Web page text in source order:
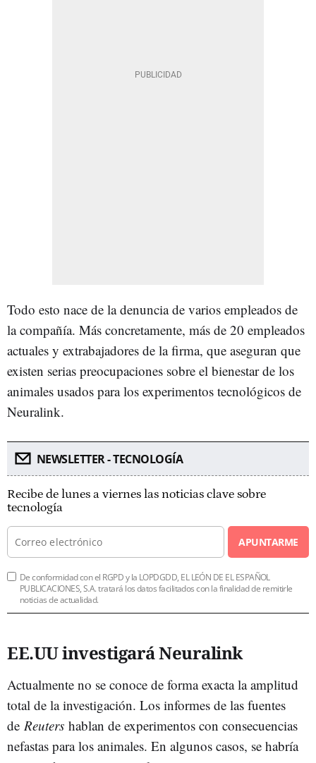
Todo esto nace de la denuncia de varios empleados de
la compañía. Más concretamente, más de 20 empleados
actuales y extrabajadores de la firma, que aseguran que
existen serias preocupaciones sobre el bienestar de los
animales usados para los experimentos tecnológicos de
Neuralink.
NEWSLETTER - TECNOLOGÍA
Recibe de lunes a viernes las noticias clave sobre
tecnología
APUNTARME
De conformidad con el RGPD y la LOPDGDD, EL LEÓN DE EL ESPAÑOL
PUBLICACIONES, S.A. tratará los datos facilitados con la finalidad de remitirle
noticias de actualidad.
EE.UU investigará Neuralink
Actualmente no se conoce de forma exacta la amplitud
total de la investigación. Los informes de las fuentes
de Reuters hablan de experimentos con consecuencias
nefastas para los animales. En algunos casos, se habría